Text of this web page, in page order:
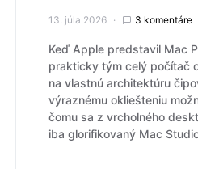
13. júla 2026 3 komentáre
Keď Apple predstavil Mac
prakticky tým celý počítač
na vlastnú architektúru
výraznému okliešteniu
čomu sa z vrcholného
iba glorifikovaný Mac